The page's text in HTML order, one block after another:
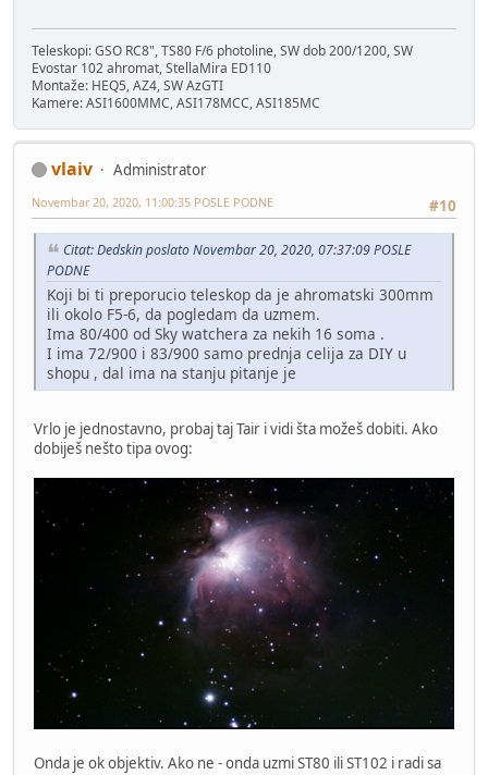
Teleskopi: GSO RC8", TS80 F/6 photoline, SW dob 200/1200, SW
Evostar 102 ahromat, StellaMira ED110
Montaže: HEQ5, AZ4, SW AzGTI
Kamere: ASI1600MMC, ASI178MCC, ASI185MC
vlaiv
Administrator
#10
Novembar 20, 2020, 11:00:35 POSLE PODNE
Citat: Dedskin poslato Novembar 20, 2020, 07:37:09 POSLE
PODNE
Koji bi ti preporucio teleskop da je ahromatski 300mm
ili okolo F5-6, da pogledam da uzmem.
Ima 80/400 od Sky watchera za nekih 16 soma .
I ima 72/900 i 83/900 samo prednja celija za DIY u
shopu , dal ima na stanju pitanje je
Vrlo je jednostavno, probaj taj Tair i vidi šta možeš dobiti. Ako
dobiješ nešto tipa ovog:
Onda je ok objektiv. Ako ne - onda uzmi ST80 ili ST102 i radi sa